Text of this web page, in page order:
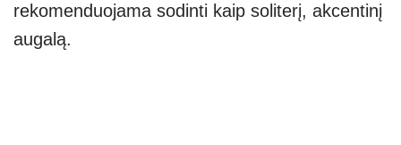
rekomenduojama sodinti kaip soliterį, akcentinį
augalą.